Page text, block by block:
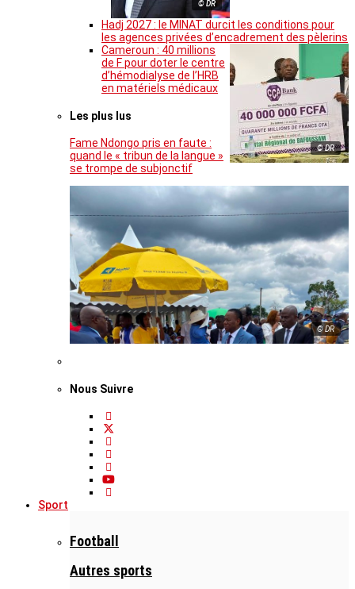
© DR
Hadj 2027 : le MINAT durcit les conditions pour
les agences privées d’encadrement des pèlerins
© DR
Cameroun : 40 millions
de F pour doter le centre
d’hémodialyse de l’HRB
en matériels médicaux
Les plus lus
Fame Ndongo pris en faute :
quand le « tribun de la langue »
se trompe de subjonctif
© DR
Nous Suivre
Sport
Football
Autres sports